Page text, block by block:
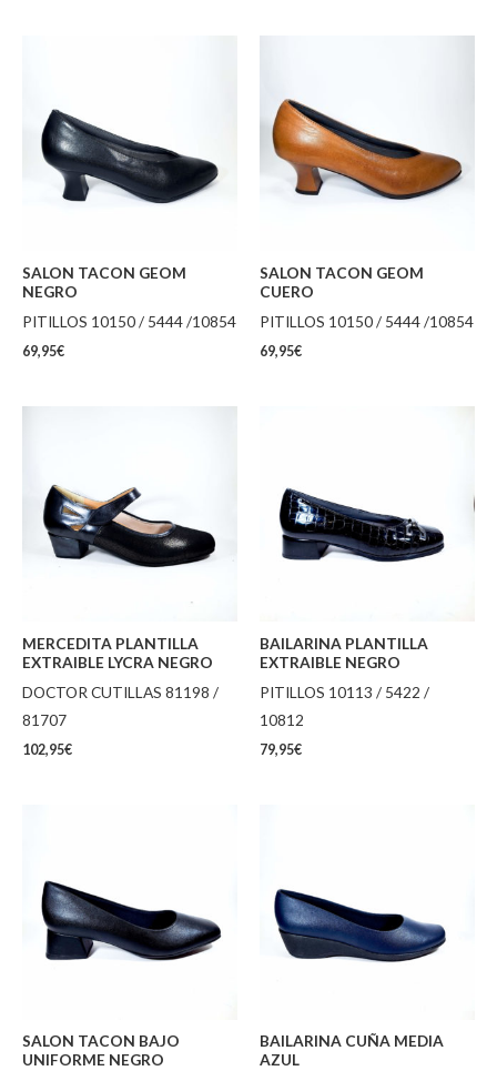
SALON TACON GEOM
NEGRO
PITILLOS 10150 / 5444 /10854
69,95€
SALON TACON GEOM
CUERO
PITILLOS 10150 / 5444 /10854
69,95€
MERCEDITA PLANTILLA
EXTRAIBLE LYCRA NEGRO
DOCTOR CUTILLAS 81198 /
81707
102,95€
BAILARINA PLANTILLA
EXTRAIBLE NEGRO
PITILLOS 10113 / 5422 /
10812
79,95€
SALON TACON BAJO
UNIFORME NEGRO
BAILARINA CUÑA MEDIA
AZUL